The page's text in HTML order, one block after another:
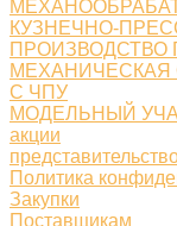
КУЗНЕЧНО-
ПРОИЗВОДСТВО
МЕХАНИЧЕСКАЯ
С ЧПУ
МОДЕЛЬНЫЙ
акции
Политика
Закупки
Поставщикам